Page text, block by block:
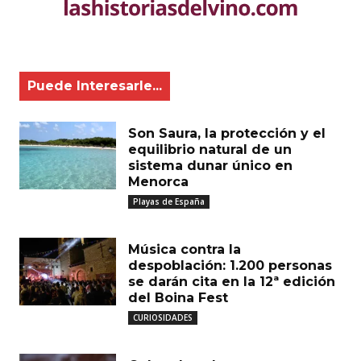
Puede Interesarle...
Son Saura, la protección y el
equilibrio natural de un
sistema dunar único en
Menorca
Playas de España
Música contra la
despoblación: 1.200 personas
se darán cita en la 12ª edición
del Boina Fest
CURIOSIDADES